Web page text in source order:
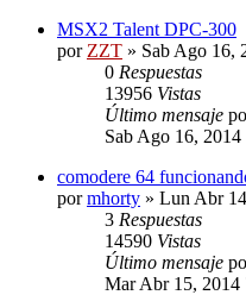
MSX2 Talent DPC-300
por ZZT » Sab Ago 16,
0 Respuestas
13956 Vistas
Último mensaje
Sab Ago 16, 2014
comodere 64
pormhorty » Lun Abr
3 Respuestas
14590 Vistas
Último mensaje
Mar Abr 15, 2014